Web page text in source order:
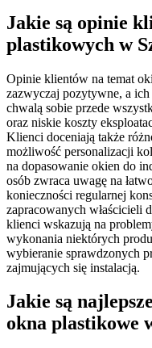
Jakie są opinie
plastikowych w
Opinie klientów na temat
zazwyczaj pozytywne, a
chwalą sobie przede
oraz niskie koszty
Klienci doceniają także
możliwość personalizacji
na dopasowanie okien do
osób zwraca uwagę na
konieczności regularnej
zapracowanych właścicieli
klienci wskazują na
wykonania niektórych
wybieranie sprawdzonych
zajmujących się instalacją.
Jakie są
okna plastikowe